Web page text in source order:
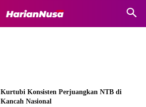
Kurtubi Konsisten Perjuangkan NTB di
Kancah Nasional